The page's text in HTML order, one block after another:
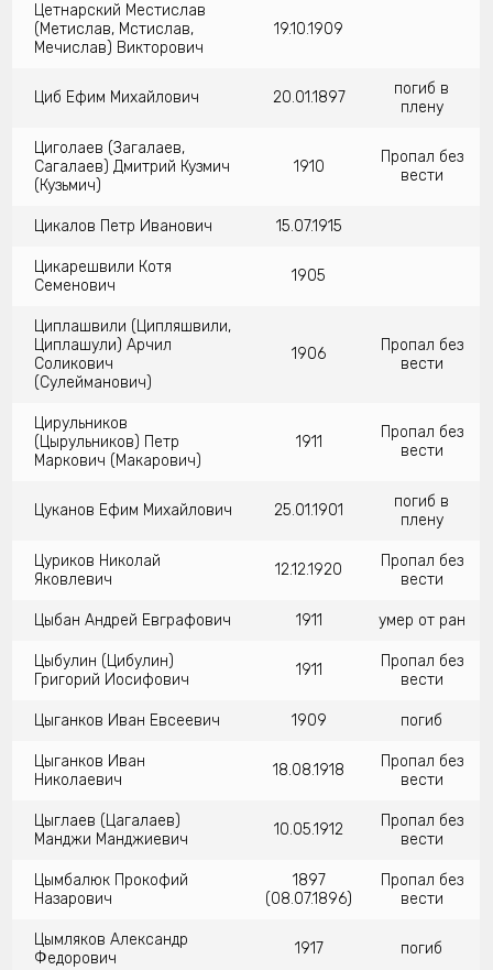
Цетнарский Местислав
(Метислав, Мстислав,
Мечислав) Викторович
19.10.1909
Циб Ефим Михайлович 20.01.1897
погиб в
плену
Циголаев (Загалаев,
Сагалаев) Дмитрий Кузмич
(Кузьмич)
1910
Пропал без
вести
Цикалов Петр Иванович 15.07.1915
Цикарешвили Котя
Семенович
1905
Циплашвили (Ципляшвили,
Циплашули) Арчил
Соликович
(Сулейманович)
1906
Пропал без
вести
Цирульников
(Цырульников) Петр
Маркович (Макарович)
1911
Пропал без
вести
Цуканов Ефим Михайлович 25.01.1901
погиб в
плену
Цуриков Николай
Яковлевич
12.12.1920
Пропал без
вести
Цыбан Андрей Евграфович 1911 умер от ран
Цыбулин (Цибулин)
Григорий Иосифович
1911
Пропал без
вести
Цыганков Иван Евсеевич 1909 погиб
Цыганков Иван
Николаевич
18.08.1918
Пропал без
вести
Цыглаев (Цагалаев)
Манджи Манджиевич
10.05.1912
Пропал без
вести
Цымбалюк Прокофий
Назарович
1897
(08.07.1896)
Пропал без
вести
Цымляков Александр
Федорович
1917 погиб